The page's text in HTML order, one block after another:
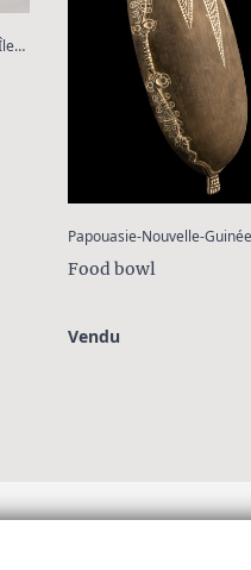
Papouasie-Nouvelle-Guinée - Îles Tami
Food bowl
Vendu